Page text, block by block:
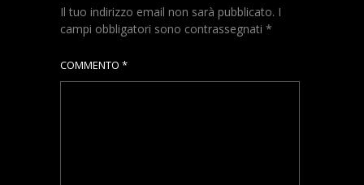
Il tuo indirizzo email non sarà pubblicato. I
campi obbligatori sono contrassegnati *
COMMENTO *